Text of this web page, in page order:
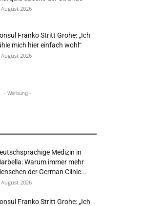
August 2026
Franko Stritt Grohe: „Ich
mich hier einfach wohl“
August 2026
- Werbung -
Medizin in
Warum immer mehr
der German Clinic...
August 2026
Franko Stritt Grohe: „Ich